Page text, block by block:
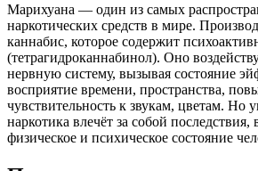
Марихуана — один из самых
наркотических средств в мире.
каннабис, которое содержит
(тетрагидроканнабинол). Оно
нервную систему, вызывая состояние
восприятие времени, пространства,
чувствительность к звукам, цветам. Но
наркотика влечёт за собой
физическое и психическое состояние